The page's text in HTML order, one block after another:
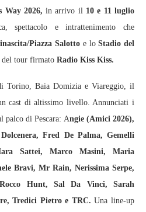
Way 2026, in arrivo il10 e 11 luglio
spettacolo e intrattenimento che
Piazza Salotto e loStadio del
del tour firmato Radio Kiss Kiss.
Torino, Baia Domizia e Viareggio, il
cast di altissimo livello. Annunciati i
palco di Pescara: Angie (Amici 2026),
Fred De Palma, Gemelli
Sattei, Marco Masini, Maria
Bravi, Mr Rain, Nerissima Serpe,
Hunt, Sal Da Vinci, Sarah
Tredici Pietro e TRC. Una line-up